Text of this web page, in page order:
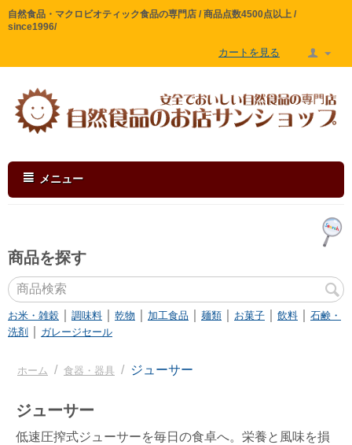
自然食品・マクロビオティック食品の専門店 / 商品点数4500点以上 /
since1996/
カートを見る
メニュー
商品を探す
お米・雑穀 調味料 乾物 加工食品 麺類 お菓子 飲料
石鹸・
洗剤
ガレージセール
ホーム / 食器・器具 / ジューサー
ジューサー
低速圧搾式ジューサーを毎日の食卓へ。栄養と風味を損